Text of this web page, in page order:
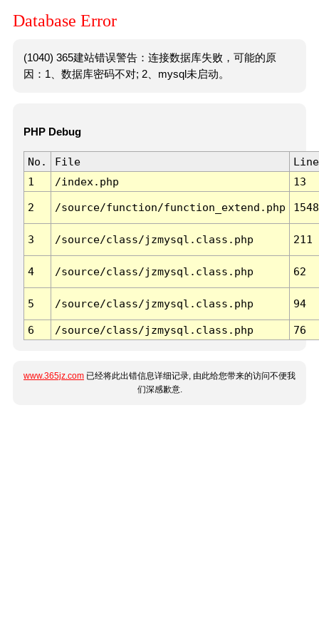
Database Error
(1040) 365建站错误警告：连接数据库失败，可能的原
因：1、数据库密码不对; 2、mysql未启动。
PHP Debug
No. File
Line
1
/index.php 13
2 /source/function/function_extend.php 1548
3 /source/class/jzmysql.class.php 211
4 /source/class/jzmysql.class.php 62
5 /source/class/jzmysql.class.php 94
6 /source/class/jzmysql.class.php 76
www.365jz.com 已经将此出错信息详细记录, 由此给您带来的访问不便我
们深感歉意.